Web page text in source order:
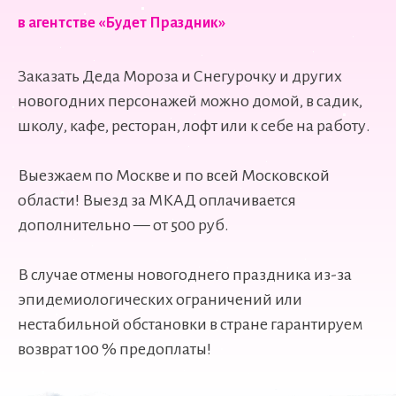
в агентстве «Будет Праздник»
Заказать Деда Мороза и Снегурочку и других
новогодних персонажей можно домой, в садик,
школу, кафе, ресторан, лофт или к себе на работу.
Выезжаем по Москве и по всей Московской
области! Выезд за МКАД оплачивается
дополнительно — от 500 руб.
В случае отмены новогоднего праздника из-за
эпидемиологических ограничений или
нестабильной обстановки в стране гарантируем
возврат 100 % предоплаты!